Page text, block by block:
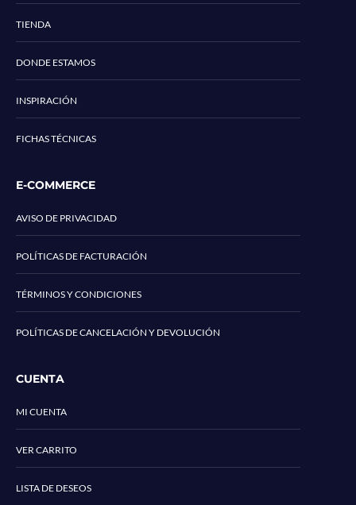
TIENDA
DONDE ESTAMOS
INSPIRACIÓN
FICHAS TÉCNICAS
E-COMMERCE
AVISO DE PRIVACIDAD
POLÍTICAS DE FACTURACIÓN
TÉRMINOS Y CONDICIONES
POLÍTICAS DE CANCELACIÓN Y DEVOLUCIÓN
CUENTA
MI CUENTA
VER CARRITO
LISTA DE DESEOS